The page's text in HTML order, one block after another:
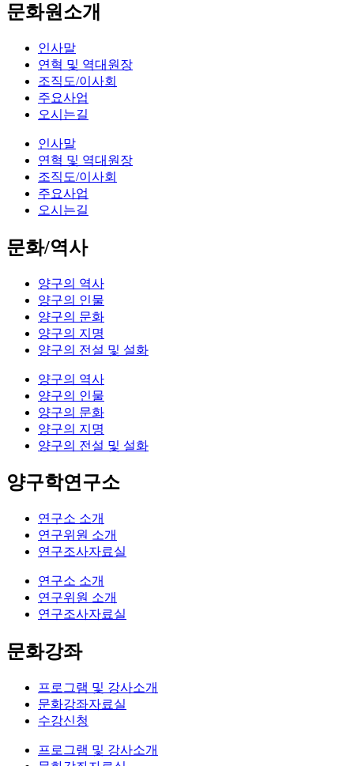
문화원소개
인사말
연혁 및 역대원장
조직도/이사회
주요사업
오시는길
인사말
연혁 및 역대원장
조직도/이사회
주요사업
오시는길
문화/역사
양구의 역사
양구의 인물
양구의 문화
양구의 지명
양구의 전설 및 설화
양구의 역사
양구의 인물
양구의 문화
양구의 지명
양구의 전설 및 설화
양구학연구소
연구소 소개
연구위원 소개
연구조사자료실
연구소 소개
연구위원 소개
연구조사자료실
문화강좌
프로그램 및 강사소개
문화강좌자료실
수강신청
프로그램 및 강사소개